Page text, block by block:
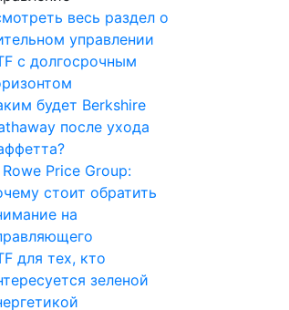
с долгосрочным
будет Berkshire
после ухода
Rowe Price Group:
стоит обратить
на
для тех, кто
зеленой